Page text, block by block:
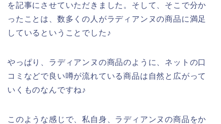
を記事にさせていただきました。そして、そこで分か
ったことは、数多くの人がラディアンヌの商品に満足
しているということでした♪
やっぱり、ラディアンヌの商品のように、ネットの口
コミなどで良い噂が流れている商品は自然と広がって
いくものなんですね♪
このような感じで、私自身、ラディアンヌの商品をか